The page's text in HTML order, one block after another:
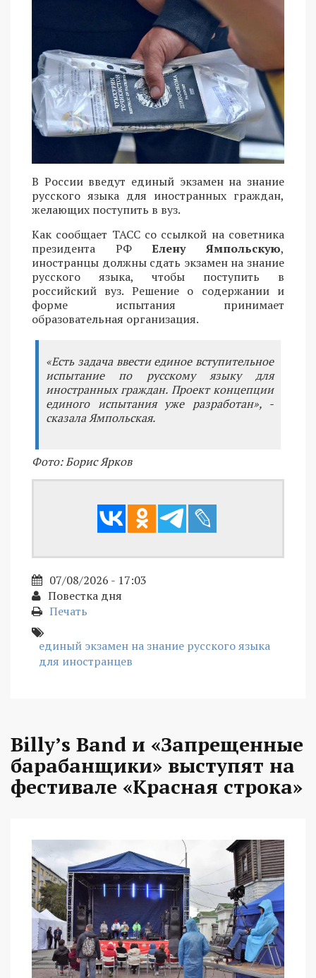
В России введут единый экзамен на знание
русского языка для иностранных граждан,
желающих поступить в вуз.
Как сообщает ТАСС со ссылкой на советника
президента РФЕлену Ямпольскую,
иностранцы должны сдать экзамен на знание
русского языка, чтобы поступить в
российский вуз. Решение о содержании и
форме испытания принимает
образовательная организация.
«Есть задача ввести единое вступительное
испытание по русскому языку для
иностранных граждан. Проект концепции
единого испытания уже разработан», -
сказала Ямпольская.
Фото: Борис Ярков
07/08/2026 - 17:03
Повестка дня
Печать
единый экзамен на знание русского языка
для иностранцев
Billy’s Band и «Запрещенные
барабанщики» выступят на
фестивале «Красная строка»